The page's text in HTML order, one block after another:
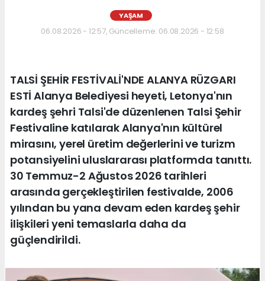
YAŞAM
06.08.2026 - 12:57, Güncelleme: 06.08.2026 - 12:58
TALSİ ŞEHİR FESTİVALİ'NDE ALANYA RÜZGARI
ESTİ Alanya Belediyesi heyeti, Letonya'nın
kardeş şehri Talsi'de düzenlenen Talsi Şehir
Festivaline katılarak Alanya'nın kültürel
mirasını, yerel üretim değerlerini ve turizm
potansiyelini uluslararası platformda tanıttı.
30 Temmuz-2 Ağustos 2026 tarihleri
arasında gerçekleştirilen festivalde, 2006
yılından bu yana devam eden kardeş şehir
ilişkileri yeni temaslarla daha da
güçlendirildi.